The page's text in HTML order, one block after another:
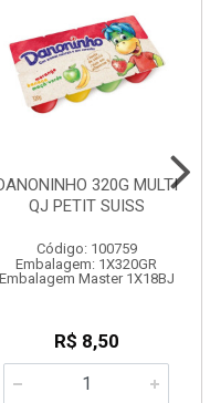
320G MULTI
QJ PETIT SUISS
Código: 100759
Embalagem: 1X320GR
Embalagem Master 1X18BJ
R$ 8,50